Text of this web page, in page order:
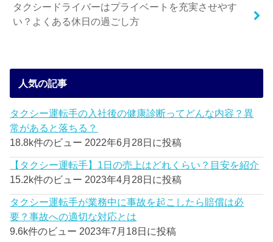
タクシードライバーはプライベートを充実させやす
い？よくある休日の過ごし方
人気の記事
タクシー運転手の入社後の健康診断ってどんな内容？異
常があると落ちる？
18.8k件のビュー 2022年6月28日に投稿
【タクシー運転手】1日の売上はどれくらい？目安を紹介
15.2k件のビュー 2023年4月28日に投稿
タクシー運転手が業務中に事故を起こしたら賠償は必
要？事故への適切な対応とは
9.6k件のビュー 2023年7月18日に投稿